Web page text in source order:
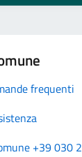
frequenti
+39 030